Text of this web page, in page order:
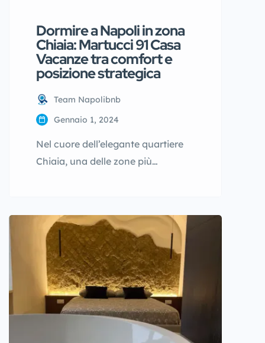
Dormire a Napoli in zona
Chiaia: Martucci 91 Casa
Vacanze tra comfort e
posizione strategica
Team Napolibnb
Gennaio 1, 2024
Nel cuore dell’elegante quartiere
Chiaia, una delle zone più
una soluzione abitativa pensata
per chi desidera un soggiorno
confortevole in un contesto
centrale e ben collegato. Situata in
una delle strade residenziali più
conosciute della zona, questa
casa vacanze rappresenta un